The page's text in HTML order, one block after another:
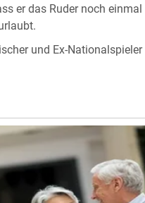
er das Ruder noch
und Ex-